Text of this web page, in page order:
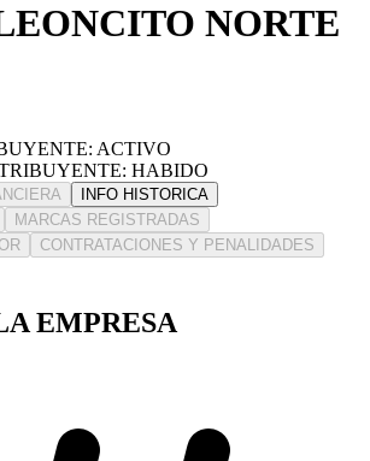
NORTE
ACTIVO
HABIDO
INFO HISTORICA
MARCAS REGISTRADAS
CONTRATACIONES Y PENALIDADES
EMPRESA